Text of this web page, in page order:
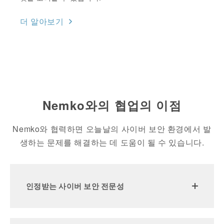
더 알아보기
Nemko와의 협업의 이점
Nemko와 협력하면 오늘날의 사이버 보안 환경에서 발
생하는 문제를 해결하는 데 도움이 될 수 있습니다.
인정받는 사이버 보안 전문성